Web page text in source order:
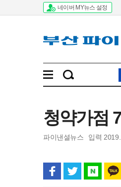
네이버 MY뉴스 설정
청약가점
파이낸셜뉴스 입력